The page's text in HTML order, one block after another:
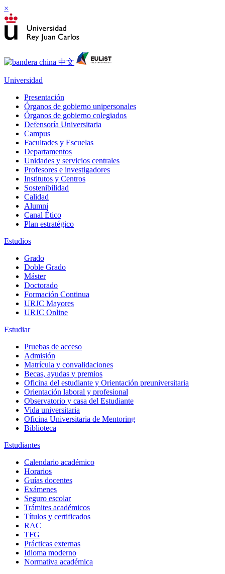
×
Universidad
Presentación
Órganos de gobierno unipersonales
Órganos de gobierno colegiados
Defensoría Universitaria
Campus
Facultades y Escuelas
Departamentos
Unidades y servicios centrales
Profesores e investigadores
Institutos y Centros
Sostenibilidad
Calidad
Alumni
Canal Ético
Plan estratégico
Estudios
Grado
Doble Grado
Máster
Doctorado
Formación Continua
URJC Mayores
URJC Online
Estudiar
Pruebas de acceso
Admisión
Matrícula y convalidaciones
Becas, ayudas y premios
Oficina del estudiante y Orientación preuniversitaria
Orientación laboral y profesional
Observatorio y casa del Estudiante
Vida universitaria
Oficina Universitaria de Mentoring
Biblioteca
Estudiantes
Calendario académico
Horarios
Guías docentes
Exámenes
Seguro escolar
Trámites académicos
Títulos y certificados
RAC
TFG
Prácticas externas
Idioma moderno
Normativa académica